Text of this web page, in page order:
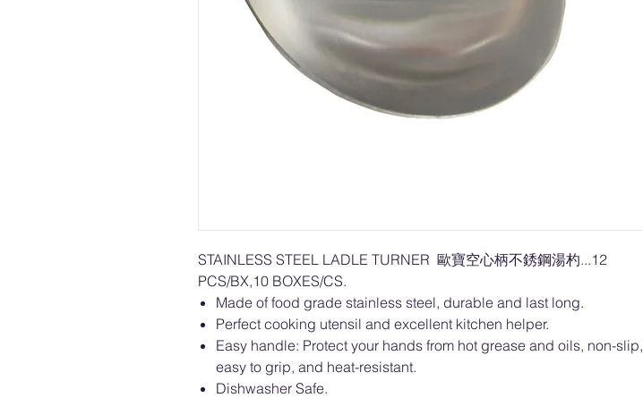
STAINLESS STEEL LADLE TURNER 歐寶空心柄不銹鋼湯杓...12
PCS/BX,10 BOXES/CS.
Made of food grade stainless steel, durable and last long.
Perfect cooking utensil and excellent kitchen helper.
Easy handle: Protect your hands from hot grease and oils, non-slip,
easy to grip, and heat-resistant.
Dishwasher Safe.